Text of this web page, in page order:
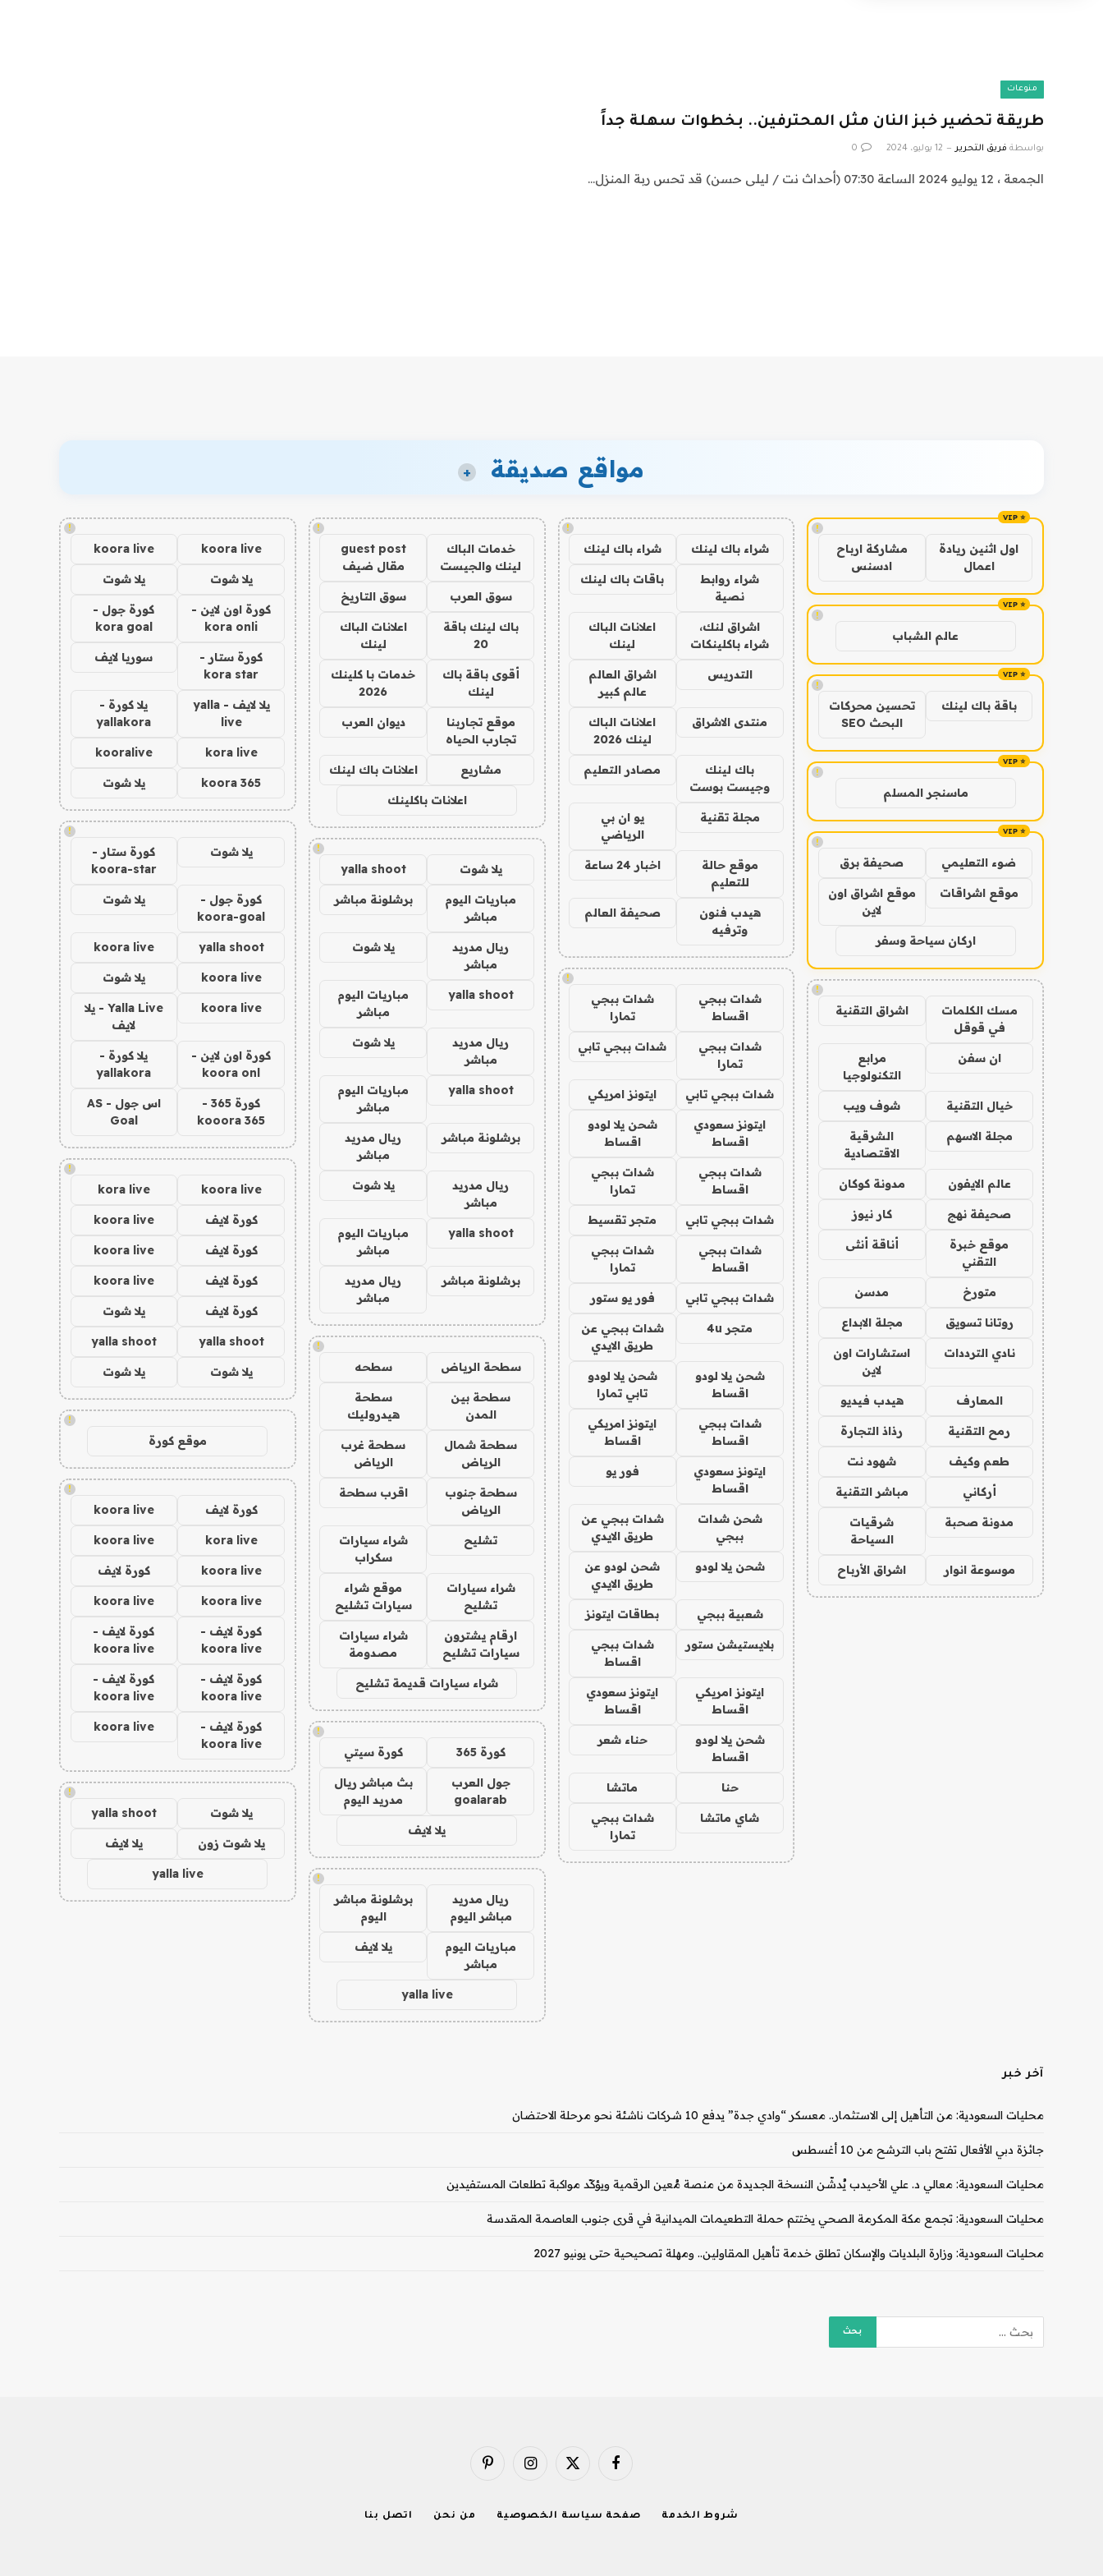
منوعات
طريقة تحضير خبز النان مثل المحترفين.. بخطوات سهلة جداً
بواسطة فريق التحرير 12 يوليو، 2024 0
الجمعة ، 12 يوليو 2024 الساعة 07:30 (أحداث نت / ليلى حسن) قد تحس ربة المنزل…
مواقع صديقة +
!
اول اثنين ريادة
اعمال
مشاركة ارباح
ادسنس
!
عالم الشباب
!
باقة باك لينك
تحسين محركات
البحث SEO
!
ماسنجر المسلم
!
ضوء التعليمي صحيفة برق
موقع اشراقات
موقع اشراق اون
لاين
اركان سياحة وسفر
!
مسك الكلمات
في قوقل
اشراق التقنية
ان سفن
مرابع
التكنولوجيا
خيال التقنية شوف ويب
مجلة الاسهم
الشرقية
الاقتصادية
عالم الايفون مدونة كوكان
صحيفة نهج كار نيوز
موقع خبرة
التقني
أناقة أنثى
متورخ مدسن
روتانا تسويق مجلة الابداع
نادي الترددات
استشارات اون
لاين
المعارف هيدب فيديو
رمح التقنية رذاذ التجارة
طعم وكيف شهود نت
أركاني مباشر التقنية
مدونة صحبة
شرقيات
السياحة
موسوعة انوار اشراق الأرباح
!
شراء باك لينك شراء باك لينك
شراء روابط
نصية
باقات باك لينك
اشراق لنك،
شراء باكلينكات
اعلانات الباك
لينك
التدريس
اشراق العالم
عالم كبير
منتدى الاشراق
اعلانات الباك
لينك 2026
باك لينك
وجيست بوست
مصادر التعليم
مجلة تقنية
يو ان بي
الرياضي
موقع حالة
للتعليم
اخبار 24 ساعة
هيدب فنون
وترفيه
صحيفة العالم
!
شدات ببجي
اقساط
شدات ببجي
تمارا
شدات ببجي
تمارا
شدات ببجي تابي
شدات ببجي تابي ايتونز امريكي
ايتونز سعودي
اقساط
شحن يلا لودو
اقساط
شدات ببجي
اقساط
شدات ببجي
تمارا
شدات ببجي تابي متجر تقسيط
شدات ببجي
اقساط
شدات ببجي
تمارا
شدات ببجي تابي فور يو ستور
متجر 4u
شدات ببجي عن
طريق الايدي
شحن يلا لودو
اقساط
شحن يلا لودو
تابي تمارا
شدات ببجي
اقساط
ايتونز امريكي
اقساط
ايتونز سعودي
اقساط
فور يو
شحن شدات
ببجي
شدات ببجي عن
طريق الايدي
شحن يلا لودو
شحن لودو عن
طريق الايدي
شعبية ببجي بطاقات ايتونز
بلايستيشن ستور
شدات ببجي
اقساط
ايتونز امريكي
اقساط
ايتونز سعودي
اقساط
شحن يلا لودو
اقساط
حناء شعر
حنا ماتشا
شاي ماتشا
شدات ببجي
تمارا
!
خدمات الباك
لينك والجيست
guest post
مقال ضيف
سوق العرب سوق التاريخ
باك لينك باقة
20
اعلانات الباك
لينك
أقوى باقة باك
لينك
خدمات با كلينك
2026
موقع تجاربنا
تجارب الحياه
ديوان العرب
مشاريع اعلانات باك لينك
اعلانات باكلينك
!
يلا شوت yalla shoot
مباريات اليوم
مباشر
برشلونة مباشر
ريال مدريد
مباشر
يلا شوت
yalla shoot
مباريات اليوم
مباشر
ريال مدريد
مباشر
يلا شوت
yalla shoot
مباريات اليوم
مباشر
برشلونة مباشر
ريال مدريد
مباشر
ريال مدريد
مباشر
يلا شوت
yalla shoot
مباريات اليوم
مباشر
برشلونة مباشر
ريال مدريد
مباشر
!
سطحة الرياض سطحه
سطحة بين
المدن
سطحة
هيدروليك
سطحة شمال
الرياض
سطحة غرب
الرياض
سطحة جنوب
الرياض
اقرب سطحة
تشليح
شراء سيارات
سكراب
شراء سيارات
تشليح
موقع شراء
سيارات تشليح
ارقام يشترون
سيارات تشليح
شراء سيارات
مصدومة
شراء سيارات قديمة تشليح
!
كورة 365 كورة سيتي
جول العرب
goalarab
بث مباشر ريال
مدريد اليوم
يلا لايف
!
ريال مدريد
مباشر اليوم
برشلونة مباشر
اليوم
مباريات اليوم
مباشر
يلا لايف
yalla live
!
koora live
koora live
يلا شوت يلا شوت
كورة اون لاين -
kora onli
كورة جول -
kora goal
كورة ستار -
kora star
سوريا لايف
يلا لايف - yalla
live
يلا كورة -
yallakora
kora live
kooralive
koora 365 يلا شوت
!
يلا شوت
كورة ستار -
koora-star
كورة جول -
koora-goal
يلا شوت
yalla shoot
koora live
koora live يلا شوت
koora live
Yalla Live - يلا
لايف
كورة اون لاين -
koora onl
يلا كورة -
yallakora
كورة 365 -
kooora 365
اس جول - AS
Goal
!
koora live
kora live
كورة لايف koora live
كورة لايف koora live
كورة لايف koora live
كورة لايف يلا شوت
yalla shoot
yalla shoot
يلا شوت يلا شوت
!
موقع كورة
!
كورة لايف koora live
kora live
koora live
koora live كورة لايف
koora live
koora live
كورة لايف -
koora live
كورة لايف -
koora live
كورة لايف -
koora live
كورة لايف -
koora live
كورة لايف -
koora live
koora live
!
يلا شوت yalla shoot
يلا شوت زون يلا لايف
yalla live
آخر خبر
محليات السعودية: من التأهيل إلى الاستثمار.. معسكر “وادي جدة” يدفع 10 شركات ناشئة نحو مرحلة الاحتضان
جائزة دبي الأفعال تفتح باب الترشح من 10 أغسطس
محليات السعودية: معالي د. علي الأحيدب يُدشّن النسخة الجديدة من منصة مُعين الرقمية ويؤكّد مواكبة تطلعات المستفيدين
محليات السعودية: تجمع مكة المكرمة الصحي يختتم حملة التطعيمات الميدانية في قرى جنوب العاصمة المقدسة
محليات السعودية: وزارة البلديات والإسكان تطلق خدمة تأهيل المقاولين.. ومهلة تصحيحية حتى يونيو 2027
فيسبوك X
الانستغرامبينتيريست
شروط الخدمة صفحة سياسة الخصوصية من نحن اتصل بنا